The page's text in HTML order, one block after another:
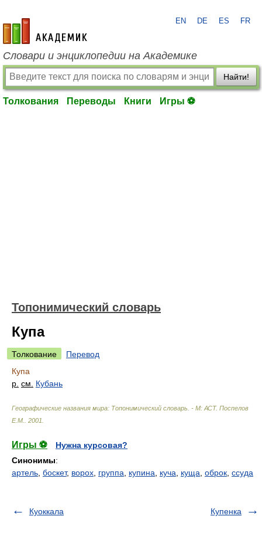
academic.ru
EN DE ES FR
Словари и энциклопедии на Академике
Найти!
Толкования Переводы Книги Игры ⚽
Топонимический словарь
Купа
Толкование
Перевод
Купа
р. см. Кубань
Географические названия мира: Топонимический словарь. - М: АСТ. Поспелов
Е.М.
2001
Игры ⚽
Нужна курсовая?
Синонимы:
артель боскет, ворох группа купина куча куща оброк ссуда
Куоккала Купенка